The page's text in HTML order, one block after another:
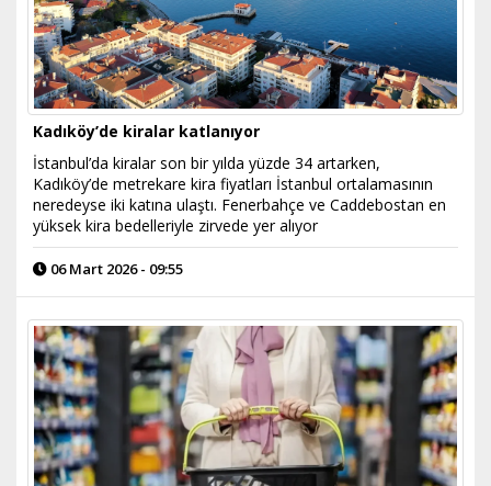
Kadıköy’de kiralar katlanıyor
İstanbul’da kiralar son bir yılda yüzde 34 artarken,
Kadıköy’de metrekare kira fiyatları İstanbul ortalamasının
neredeyse iki katına ulaştı. Fenerbahçe ve Caddebostan en
yüksek kira bedelleriyle zirvede yer alıyor
06 Mart 2026 - 09:55